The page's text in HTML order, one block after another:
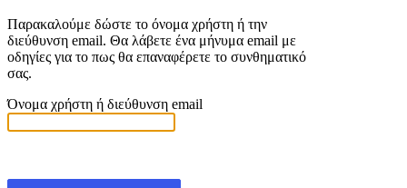
Παρακαλούμε δώστε το όνομα χρήστη ή την
διεύθυνση email. Θα λάβετε ένα μήνυμα email με
οδηγίες για το πως θα επαναφέρετε το συνθηματικό
σας.
Όνομα χρήστη ή διεύθυνση email